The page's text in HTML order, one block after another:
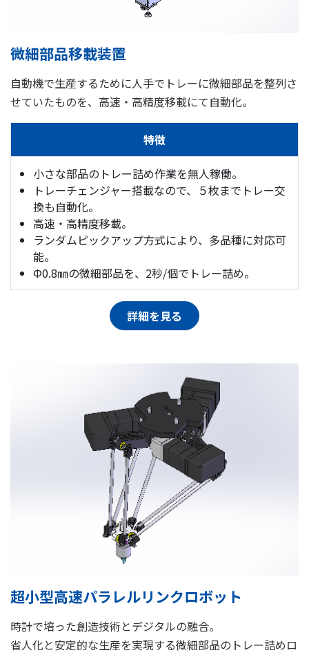
微細部品移載装置
自動機で生産するために人手でトレーに微細部品を整列さ
せていたものを、高速・高精度移載にて自動化。
特徴
小さな部品のトレー詰め作業を無人稼働。
トレーチェンジャー搭載なので、５枚までトレー交
換も自動化。
高速・高精度移載。
ランダムピックアップ方式により、多品種に対応可
能。
Φ0.8㎜の微細部品を、2秒/個でトレー詰め。
詳細を見る
超小型高速パラレルリンクロボット
時計で培った創造技術とデジタルの融合。
省人化と安定的な生産を実現する微細部品のトレー詰めロ